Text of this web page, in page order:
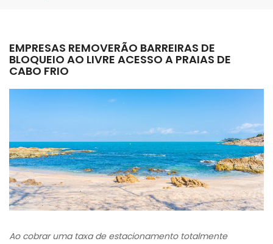
EMPRESAS REMOVERÃO BARREIRAS DE
BLOQUEIO AO LIVRE ACESSO A PRAIAS DE
CABO FRIO
Ao cobrar uma taxa de estacionamento totalmente